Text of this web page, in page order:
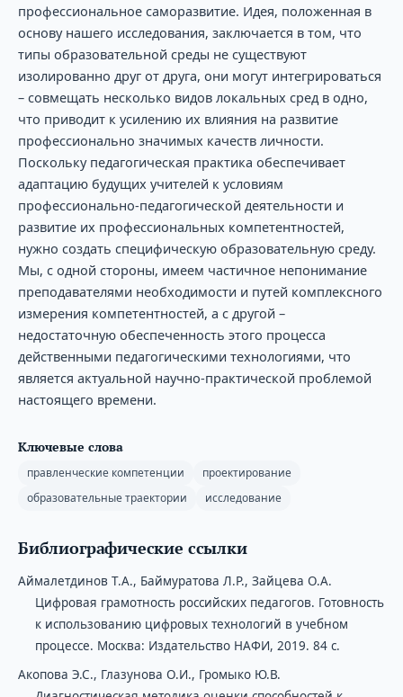
профессиональное саморазвитие. Идея, положенная в
основу нашего исследования, заключается в том, что
типы образовательной среды не существуют
изолированно друг от друга, они могут интегрироваться
– совмещать несколько видов локальных сред в одно,
что приводит к усилению их влияния на развитие
профессионально значимых качеств личности.
Поскольку педагогическая практика обеспечивает
адаптацию будущих учителей к условиям
профессионально-педагогической деятельности и
развитие их профессиональных компетентностей,
нужно создать специфическую образовательную среду.
Мы, с одной стороны, имеем частичное непонимание
преподавателями необходимости и путей комплексного
измерения компетентностей, а с другой –
недостаточную обеспеченность этого процесса
действенными педагогическими технологиями, что
является актуальной научно-практической проблемой
настоящего времени.
Ключевые слова
правленческие компетенции
проектирование
образовательные траектории
исследование
Библиографические ссылки
Аймалетдинов Т.А., Баймуратова Л.Р., Зайцева О.А.
Цифровая грамотность российских педагогов. Готовность
к использованию цифровых технологий в учебном
процессе. Москва: Издательство НАФИ, 2019. 84 с.
Акопова Э.С., Глазунова О.И., Громыко Ю.В.